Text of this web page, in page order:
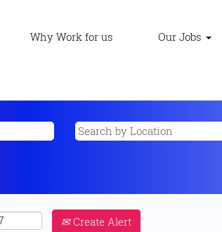
Why Work for us Our Jobs
Create Alert